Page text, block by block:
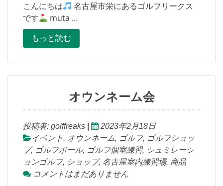
こんにちは
名古屋市栄にあるゴルフリークス
です
muta …
もっと読む
オウンネーム会
投稿者: golffreaks
2023年2月18日
イベント , オウンネーム, ゴルフ, ゴルフショッ
プ, ゴルフボール, ゴルフ個室練習, シュミレーシ
ョンゴルフ, ショップ, 名古屋室内練習場, 商品
コメントはまだありません